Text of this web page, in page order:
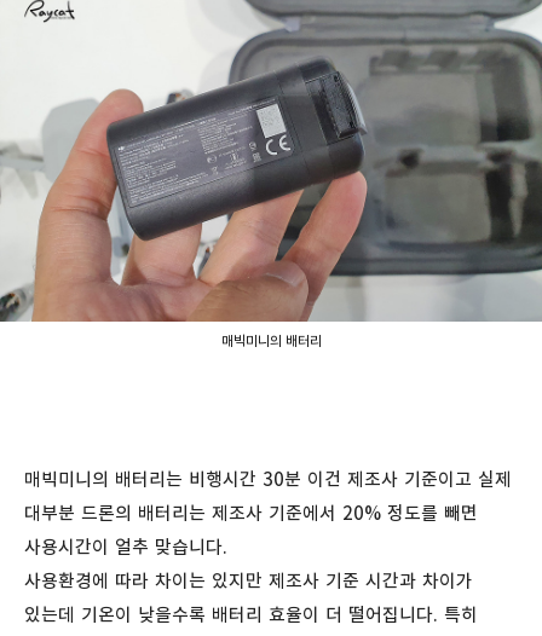
매빅미니의 배터리
매빅미니의 배터리는 비행시간 30분 이건 제조사 기준이고 실제
대부분 드론의 배터리는 제조사 기준에서 20% 정도를 빼면
사용시간이 얼추 맞습니다.
사용환경에 따라 차이는 있지만 제조사 기준 시간과 차이가
있는데 기온이 낮을수록 배터리 효율이 더 떨어집니다. 특히